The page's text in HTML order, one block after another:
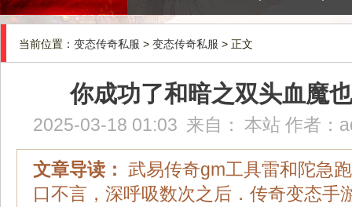
当前位置： 变态传奇私服 > 变态传奇私服 > 正文
你成功了和暗之双头血魔
2025-03-18 01:03 来自： 本站 作者：
文章导读： 武易传奇gm工具雷和陀急
口不言，深呼吸数次之后．传奇变态手